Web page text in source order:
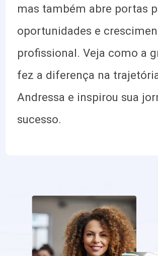
mas também abre portas
oportunidades e
profissional. Veja como a
fez a diferença na
Andressa e inspirou sua
sucesso.